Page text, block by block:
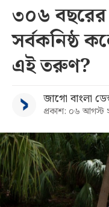
৩০৬ বছরের
সর্বকনিষ্ঠ
এই তরুণ?
জাগো বাংলা
প্রকাশ: ০৬